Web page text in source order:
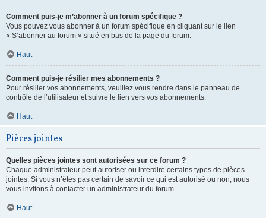
Comment puis-je m’abonner à un forum spécifique ?
Vous pouvez vous abonner à un forum spécifique en cliquant sur le lien
« S’abonner au forum » situé en bas de la page du forum.
Haut
Comment puis-je résilier mes abonnements ?
Pour résilier vos abonnements, veuillez vous rendre dans le panneau de
contrôle de l’utilisateur et suivre le lien vers vos abonnements.
Haut
Pièces jointes
Quelles pièces jointes sont autorisées sur ce forum ?
Chaque administrateur peut autoriser ou interdire certains types de pièces
jointes. Si vous n’êtes pas certain de savoir ce qui est autorisé ou non, nous
vous invitons à contacter un administrateur du forum.
Haut